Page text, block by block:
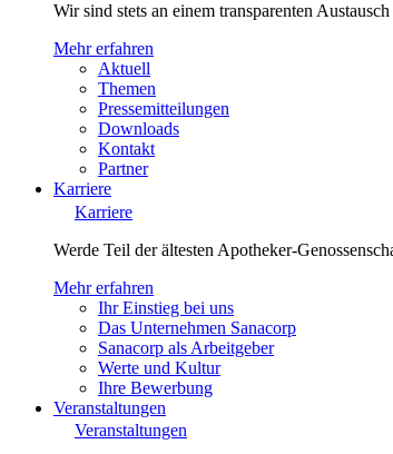
Wir sind stets an einem transparenten
Mehr erfahren
Aktuell
Themen
Pressemitteilungen
Downloads
Kontakt
Partner
Karriere
Karriere
Werde Teil der ältesten Apotheker-
Mehr erfahren
Ihr Einstieg bei uns
Das Unternehmen Sanacorp
Sanacorp als Arbeitgeber
Werte und Kultur
Ihre Bewerbung
Veranstaltungen
Veranstaltungen